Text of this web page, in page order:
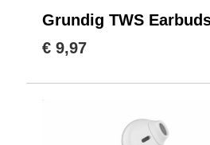
Grundig TWS
€ 9,97